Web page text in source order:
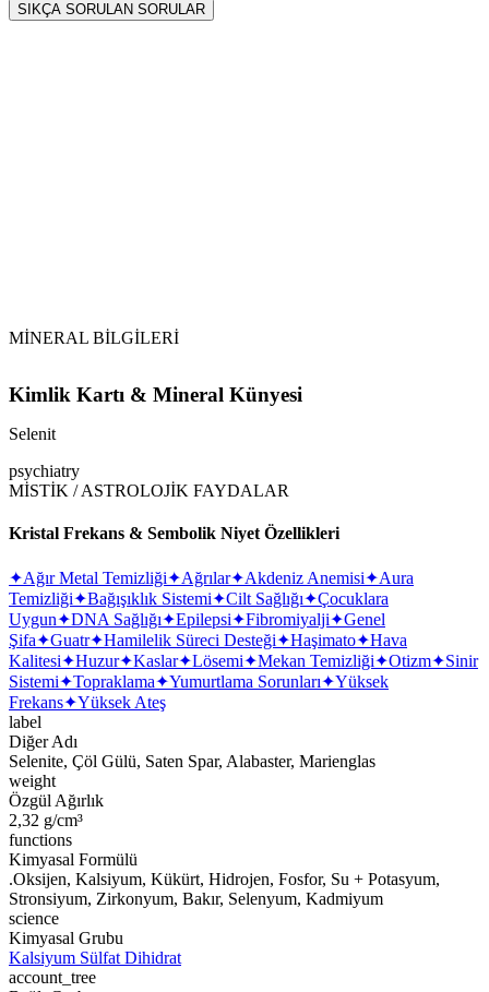
SIKÇA SORULAN SORULAR
MİNERAL BİLGİLERİ
Kimlik Kartı & Mineral Künyesi
Selenit
psychiatry
MİSTİK / ASTROLOJİK FAYDALAR
Kristal Frekans & Sembolik Niyet Özellikleri
✦Ağır Metal Temizliği✦Ağrılar✦Akdeniz Anemisi✦Aura
Temizliği✦Bağışıklık Sistemi✦Cilt Sağlığı✦Çocuklara
Uygun✦DNA Sağlığı✦Epilepsi✦Fibromiyalji✦Genel
Şifa✦Guatr✦Hamilelik Süreci Desteği✦Haşimato✦Hava
Kalitesi✦Huzur✦Kaslar✦Lösemi✦Mekan Temizliği✦Otizm✦Sinir
Sistemi✦Topraklama✦Yumurtlama Sorunları✦Yüksek
Frekans✦Yüksek Ateş
label
Diğer Adı
Selenite, Çöl Gülü, Saten Spar, Alabaster, Marienglas
weight
Özgül Ağırlık
2,32 g/cm³
functions
Kimyasal Formülü
.Oksijen, Kalsiyum, Kükürt, Hidrojen, Fosfor, Su + Potasyum,
Stronsiyum, Zirkonyum, Bakır, Selenyum, Kadmiyum
science
Kimyasal Grubu
Kalsiyum Sülfat Dihidrat
account_tree